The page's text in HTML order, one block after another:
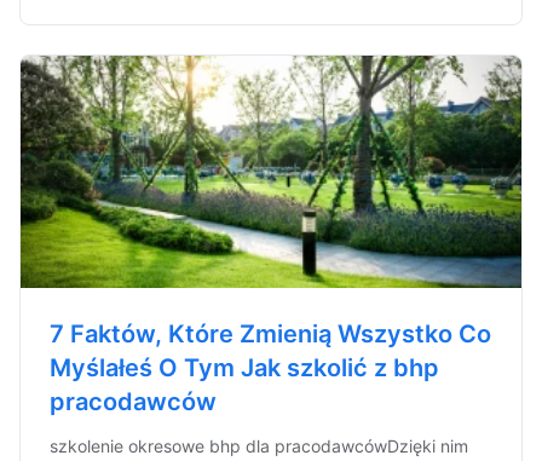
7 Faktów, Które Zmienią Wszystko Co
Myślałeś O Tym Jak szkolić z bhp
pracodawców
szkolenie okresowe bhp dla pracodawcówDzięki nim